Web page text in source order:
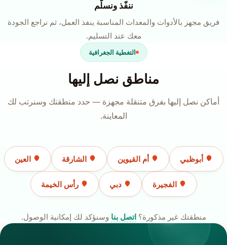
ننفّذ ونسلّم
فريق مجهز بالأدوات والمعدات المناسبة ينفذ العمل، ثم نراجع الجودة
معك عند التسليم.
التغطية الجغرافية
مناطق نصل إليها
أماكن نصل إليها بفرق متنقلة مجهزة — حدد منطقتك وسنرتب لك
المعاينة.
أبوظبي أم القيوين الشارقة العين
الفجيرة دبي رأس الخيمة
منطقتك غير مذكورة؟اتصل بنا وسنؤكد لك إمكانية الوصول.